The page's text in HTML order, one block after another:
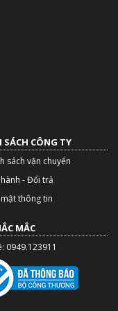
SÁCH CÔNG TY
sách vận chuyển
- Đổi trả
thông tin
MẮC
0949.123911